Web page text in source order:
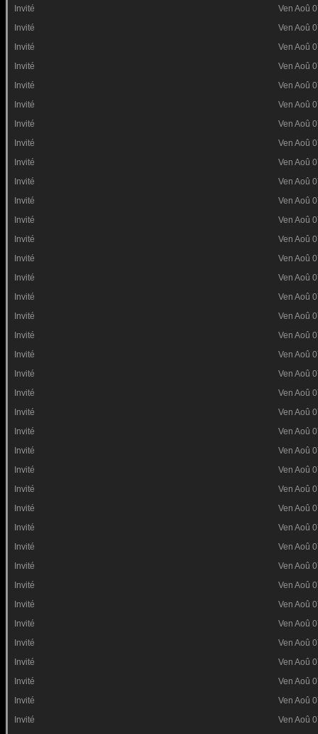
Invité
Ven Aoû
Invité
Ven Aoû
Invité
Ven Aoû
Invité
Ven Aoû
Invité
Ven Aoû
Invité
Ven Aoû
Invité
Ven Aoû
Invité
Ven Aoû
Invité
Ven Aoû
Invité
Ven Aoû
Invité
Ven Aoû
Invité
Ven Aoû
Invité
Ven Aoû
Invité
Ven Aoû
Invité
Ven Aoû
Invité
Ven Aoû
Invité
Ven Aoû
Invité
Ven Aoû
Invité
Ven Aoû
Invité
Ven Aoû
Invité
Ven Aoû
Invité
Ven Aoû
Invité
Ven Aoû
Invité
Ven Aoû
Invité
Ven Aoû
Invité
Ven Aoû
Invité
Ven Aoû
Invité
Ven Aoû
Invité
Ven Aoû
Invité
Ven Aoû
Invité
Ven Aoû
Invité
Ven Aoû
Invité
Ven Aoû
Invité
Ven Aoû
Invité
Ven Aoû
Invité
Ven Aoû
Invité
Ven Aoû
Invité
Ven Aoû